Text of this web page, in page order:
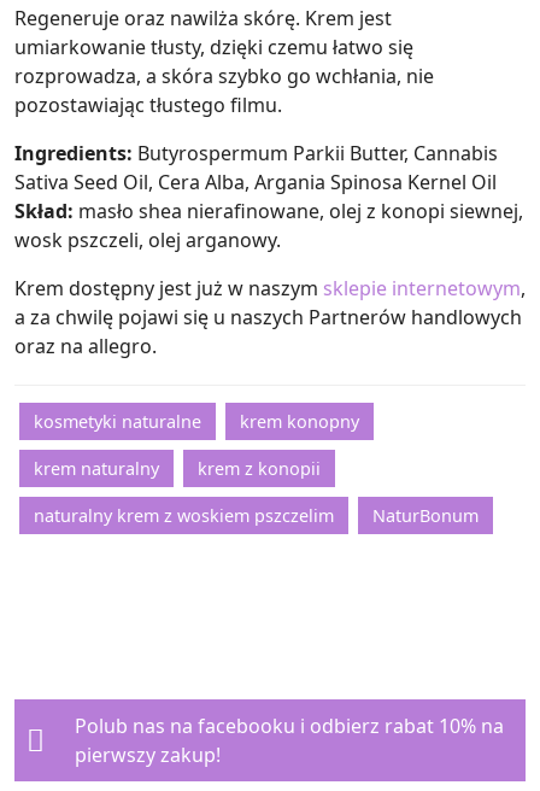
Regeneruje oraz nawilża skórę. Krem jest
umiarkowanie tłusty, dzięki czemu łatwo się
rozprowadza, a skóra szybko go wchłania, nie
pozostawiając tłustego filmu.
Ingredients: Butyrospermum Parkii Butter, Cannabis
Sativa Seed Oil, Cera Alba, Argania Spinosa Kernel Oil
Skład: masło shea nierafinowane, olej z konopi siewnej,
wosk pszczeli, olej arganowy.
Krem dostępny jest już w naszym sklepie internetowym,
a za chwilę pojawi się u naszych Partnerów handlowych
oraz na allegro.
kosmetyki naturalne krem konopny
krem naturalny krem z konopii
naturalny krem z woskiem pszczelim NaturBonum
Polub nas na facebooku i odbierz rabat 10% na
pierwszy zakup!